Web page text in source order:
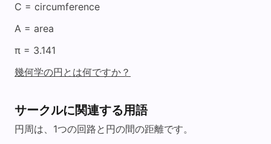
C = circumference
A = area
π = 3.141
幾何学の円とは何ですか？
サークルに関連する用語
円周は、1つの回路と円の間の距離です。